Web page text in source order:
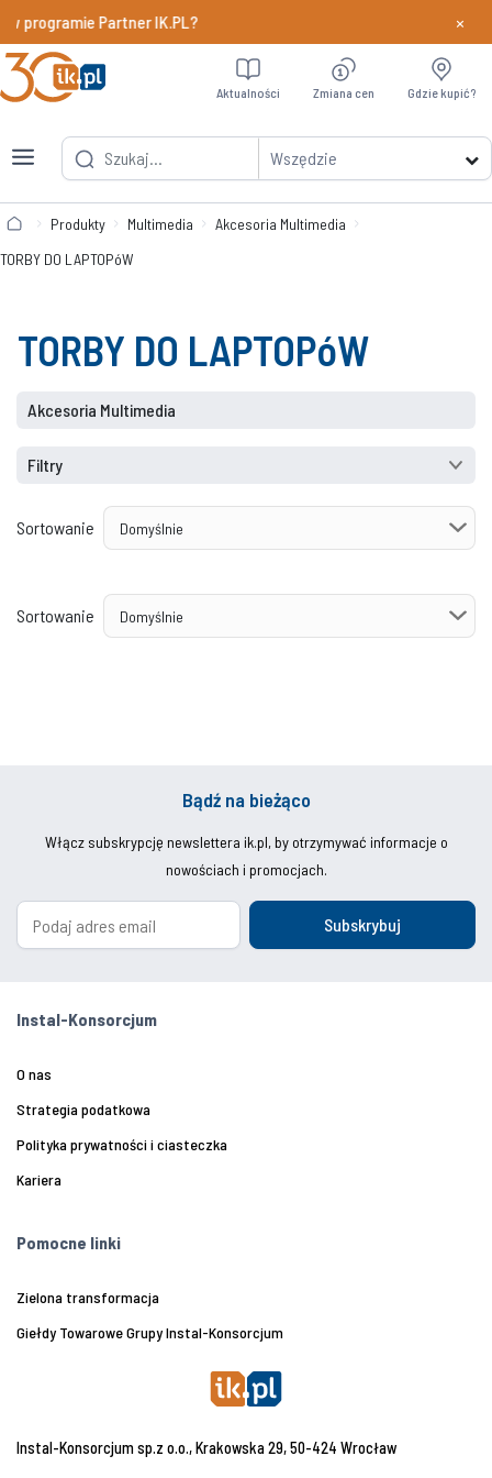
programie Partner IK.PL? Dowiedz
×
Wszędzie
Aktualności Zmiana cen Gdzie kupić?
Produkty Multimedia
Akcesoria Multimedia
TORBY DO LAPTOPóW
TORBY DO LAPTOPóW
Akcesoria Multimedia
Filtry
Sortowanie
Sortowanie
Bądź na bieżąco
Włącz subskrypcję newslettera ik.pl, by otrzymywać informacje o
nowościach i promocjach.
Subskrybuj
Instal-Konsorcjum
O nas
Strategia podatkowa
Polityka prywatności i ciasteczka
Kariera
Pomocne linki
Zielona transformacja
Giełdy Towarowe Grupy Instal-Konsorcjum
Instal-Konsorcjum sp.z o.o., Krakowska 29, 50-424 Wrocław